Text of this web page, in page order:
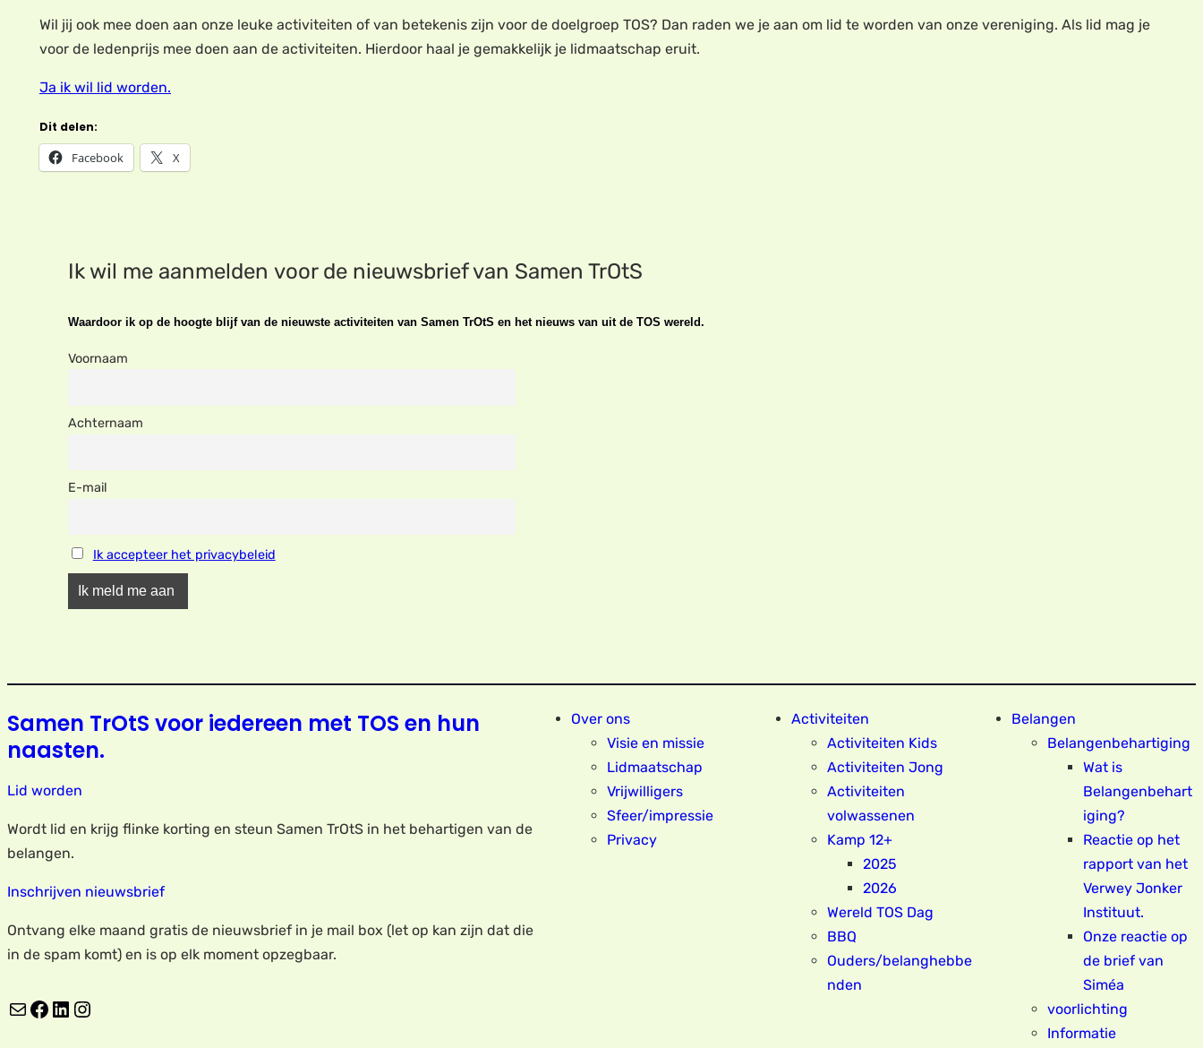
Wil jij ook mee doen aan onze leuke activiteiten of van betekenis zijn voor de doelgroep TOS? Dan raden we je aan om lid te worden van onze vereniging. Als lid mag je
voor de ledenprijs mee doen aan de activiteiten. Hierdoor haal je gemakkelijk je lidmaatschap eruit.
Ja ik wil lid worden.
Dit delen:
Facebook X
Ik wil me aanmelden voor de nieuwsbrief van Samen TrOtS
Waardoor ik op de hoogte blijf van de nieuwste activiteiten van Samen TrOtS en het nieuws van uit de TOS wereld.
Voornaam
Achternaam
E-mail
Ik accepteer het privacybeleid
Samen TrOtS voor iedereen met TOS en hun
naasten.
Lid worden
Wordt lid en krijg flinke korting en steun Samen TrOtS in het behartigen van de
belangen.
Inschrijven nieuwsbrief
Ontvang elke maand gratis de nieuwsbrief in je mail box (let op kan zijn dat die
in de spam komt) en is op elk moment opzegbaar.
E-mail Facebook LinkedIn Instagram
Over ons
Visie en missie
Lidmaatschap
Vrijwilligers
Sfeer/impressie
Privacy
Activiteiten
Activiteiten Kids
Activiteiten Jong
Activiteiten
volwassenen
Kamp 12+
2025
2026
Wereld TOS Dag
BBQ
Ouders/belanghebbe
nden
Belangen
Belangenbehartiging
Wat is
Belangenbehart
iging?
Reactie op het
rapport van het
Verwey Jonker
Instituut.
Onze reactie op
de brief van
Siméa
voorlichting
Informatie